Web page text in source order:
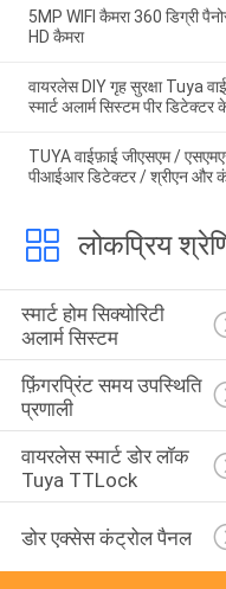
5MP WIFI कैमरा 360 डिग्री
HD कैमरा
वायरलेस DIY गृह सुरक्षा Tuya
स्मार्ट अलार्म सिस्टम पीर
TUYA वाईफ़ाई जीएसएम /
पीआईआर डिटेक्टर / श्रीएन और
लोकप्रिय
स्मार्ट होम सिक्योरिटी
अलार्म सिस्टम
फ़िंगरप्रिंट समय उपस्थिति
प्रणाली
वायरलेस स्मार्ट डोर लॉक
Tuya TTLock
डोर एक्सेस कंट्रोल पैनल